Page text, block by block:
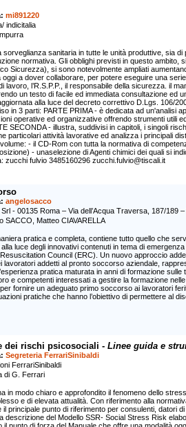
mi891220
indicitalia
sorveglianza sanitaria in tutte le unità produttive, sia
normativa. Gli obblighi previsti in questo ambito,
Sicurezza), si sono notevolmente ampliati
a dover collaborare, per potere eseguire una
lavoro, l’R.S.P.P., il responsabile della sicurezza. il
un testo di facile ed immediata consultazione ed
alla luce del decreto correttivo D.Lgs. 106/
in 3 parti: PARTE PRIMA - è dedicata ad un'analisi
operative ed organizzative offrendo strumenti utili
SECONDA - illustra, suddivisi in capitoli, i singoli
particolari attività lavorative ed analizza i principali
- il CD-Rom con tutta la normativa di
- unaselezione di Agenti chimici dei quali si
zucchi fulvio 3485160296 zucchi.fulvio@tiscali.it
angelosacco
Srl - 00135 Roma – Via dell’Acqua Traversa, 187/189
SACCO, Matteo CIAVARELLA
pratica e completa, contiene tutto quello che
luce degli innovativi contenuti in tema di
Resuscitation Council (ERC). Un nuovo approccio
lavoratori addetti al pronto soccorso aziendale,
pratica maturata in anni di formazione
e competenti interessati a gestire la formazione
fornire un adeguato primo soccorso ai lavoratori
pratiche che hanno l’obiettivo di permettere al
dei rischi psicosociali - Linee guida e
Segreteria FerrariSinibaldi
FerrariSinibaldi
di G. Ferrari
in modo chiaro e approfondito il fenomeno dello
e di elevata attualità. Con riferimento alla
il principale punto di riferimento per consulenti, datori
descrizione del Modello SSR- Social Stress Risk